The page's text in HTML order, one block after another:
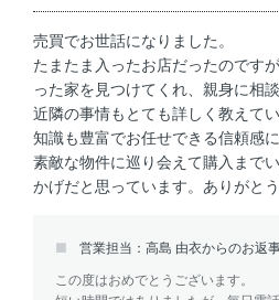
売買でお世話になりました。
たまたま入ったお店だったのです
った家を見つけてくれ、親身に相
近隣の事情もとても詳しく教えて
知識も豊富でお任せできる信頼感
素敵な物件に巡り会えて購入まで
かげだと思っています。ありがと
営業担当：高島 由衣からのお返
この度はおめでとうございます。